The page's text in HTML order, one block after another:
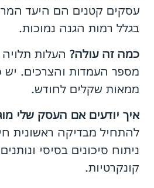
עסקים קטנים הם היעד
בגלל רמות הגנה נמוכות.
כמה זה עולה? העלות
מספר העמדות והצרכים. יש
ממאות שקלים לחודש.
איך יודעים אם העסק שלי
להתחיל מבדיקה ראשונית
ניתוח סיכונים בסיסי
קונקרטיות.